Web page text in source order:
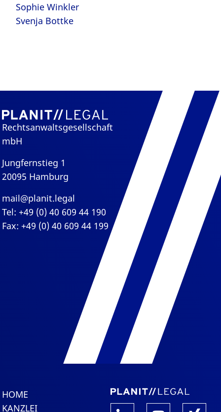
Sophie Winkler
Svenja Bottke
Rechtsanwaltsgesellschaft
mbH
Jungfernstieg 1
20095 Hamburg
mail@planit.legal
Tel: +49 (0) 40 609 44 190
Fax: +49 (0) 40 609 44 199
HOME
KANZLEI